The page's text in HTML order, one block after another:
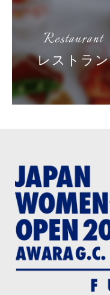
Restaurant
レストラン